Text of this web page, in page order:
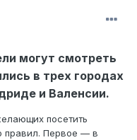
могут смотреть
в трех городах
и Валенсии.
посетить
правил. Первое — в